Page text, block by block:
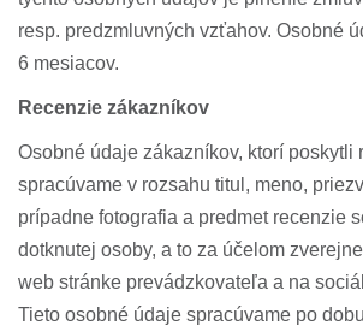
resp. predzmluvných vzťahov. Osobné
6 mesiacov.
Recenzie zákazníkov
Osobné údaje zákazníkov, ktorí poskytli
spracúvame v rozsahu titul, meno,
prípadne fotografia a predmet recenzie
dotknutej osoby, a to za účelom
web stránke prevádzkovateľa a na
Tieto osobné údaje spracúvame po